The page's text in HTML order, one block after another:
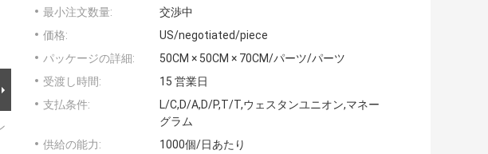
最小注文数量:
交渉中
価格:
US/negotiated/piece
パッケージの詳細:
50CM × 50CM × 70CM/パーツ/パーツ
受渡し時間:
15 営業日
支払条件:
L/C,D/A,D/P,T/T,ウェスタンユニオン,マネー
グラム
供給の能力:
1000個/日あたり